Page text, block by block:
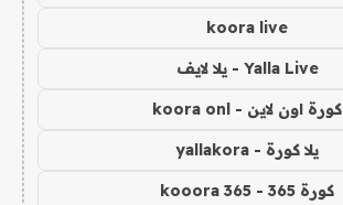
koora live
Yalla Live - يلا لايف
كورة اون لاين - koora onl
يلا كورة - yallakora
كورة 365 - kooora 365